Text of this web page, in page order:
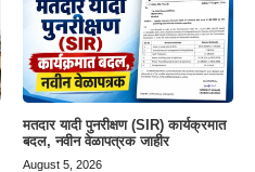
मतदार यादी पुनरीक्षण (SIR) कार्यक्रमात
बदल, नवीन वेळापत्रक जाहीर
August 5, 2026